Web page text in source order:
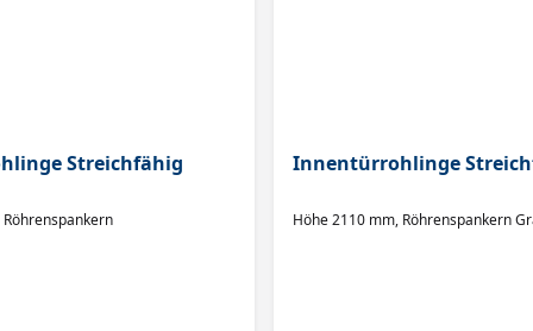
Streichfähig Innentürrohlinge
Höhe